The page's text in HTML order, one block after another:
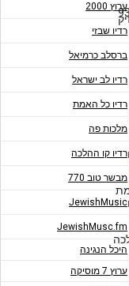
ערוץ 2000
רדיו שבזי
ברסלב כרמיאל
רדיו לב ישראל
רדיו כל האמת
מלכות פה
רדיו קו ההלכה
מבשר טוב 770
JewishMusic
JewishMusc.fm
היכל הנגינה
ערוץ 7 מוסיקה